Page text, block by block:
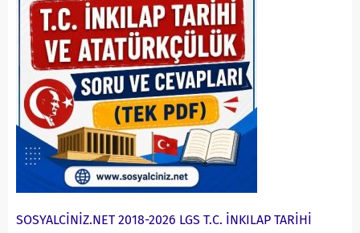
SOSYALCİNİZ.NET 2018-2026 LGS T.C. İNKILAP TARİHİ